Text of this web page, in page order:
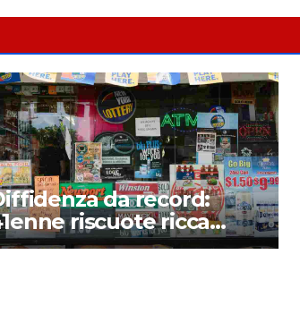
da record:
riscuote ricca
alla lotteria dopo